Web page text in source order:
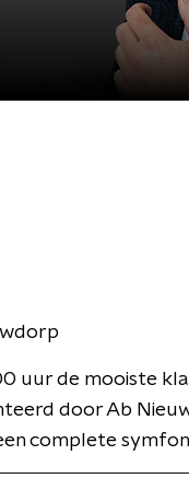
uur de mooiste
door Ab
complete